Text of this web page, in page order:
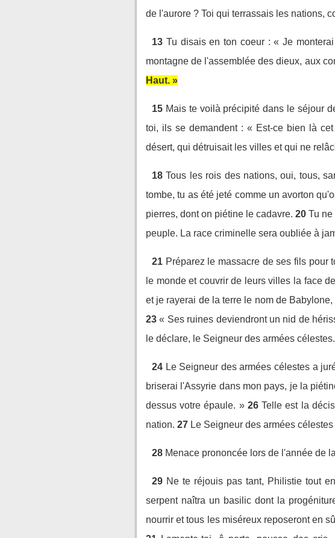
de l'aurore ? Toi qui terrassais les nations,
13 Tu disais en ton coeur : « Je
montagne de l'assemblée des dieux, aux
Haut. »
15 Mais te voilà précipité dans le séjour
toi, ils se demandent : « Est-ce bien là
désert, qui détruisait les villes et qui ne
18 Tous les rois des nations, oui, tous,
tombe, tu as été jeté comme un avorton
pierres, dont on piétine le cadavre. 20 Tu ne
peuple. La race criminelle sera oubliée à
21 Préparez le massacre de ses fils pour
le monde et couvrir de leurs villes la face
et je rayerai de la terre le nom de
23 « Ses ruines deviendront un nid de
le déclare, le Seigneur des armées célestes.
24 Le Seigneur des armées célestes a
briserai l'Assyrie dans mon pays, je la
dessus votre épaule. » 26 Telle est la
nation. 27 Le Seigneur des armées
28 Menace prononcée lors de l'année de
29 Ne te réjouis pas tant, Philistie tout
serpent naîtra un basilic dont la
nourrir et tous les miséreux reposeront en